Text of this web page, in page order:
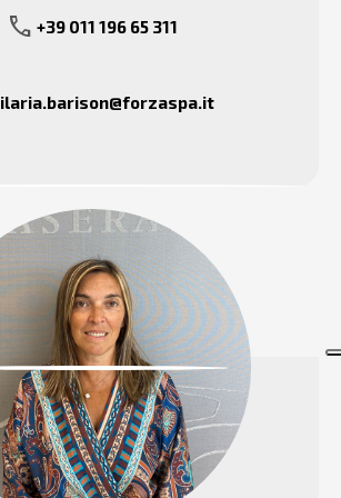
call +39 011 196 65 311
ilaria.barison@forzaspa.it